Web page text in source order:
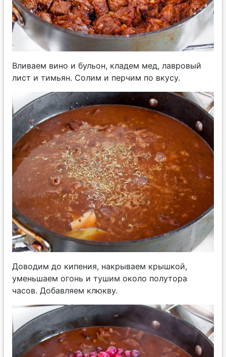
Вливаем вино и бульон, кладем мед, лавровый
лист и тимьян. Солим и перчим по вкусу.
Доводим до кипения, накрываем крышкой,
уменьшаем огонь и тушим около полутора
часов. Добавляем клюкву.